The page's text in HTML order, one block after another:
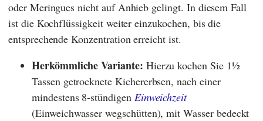
oder Meringues nicht auf Anhieb gelingt. In diesem Fall
ist die Kochflüssigkeit weiter einzukochen, bis die
entsprechende Konzentration erreicht ist.
Herkömmliche Variante: Hierzu kochen Sie 1½
Tassen getrocknete Kichererbsen, nach einer
mindestens 8-stündigen Einweichzeit
(Einweichwasser wegschütten), mit Wasser bedeckt